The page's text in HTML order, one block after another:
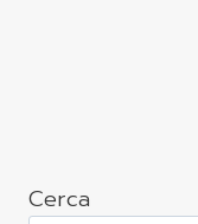
Cerca